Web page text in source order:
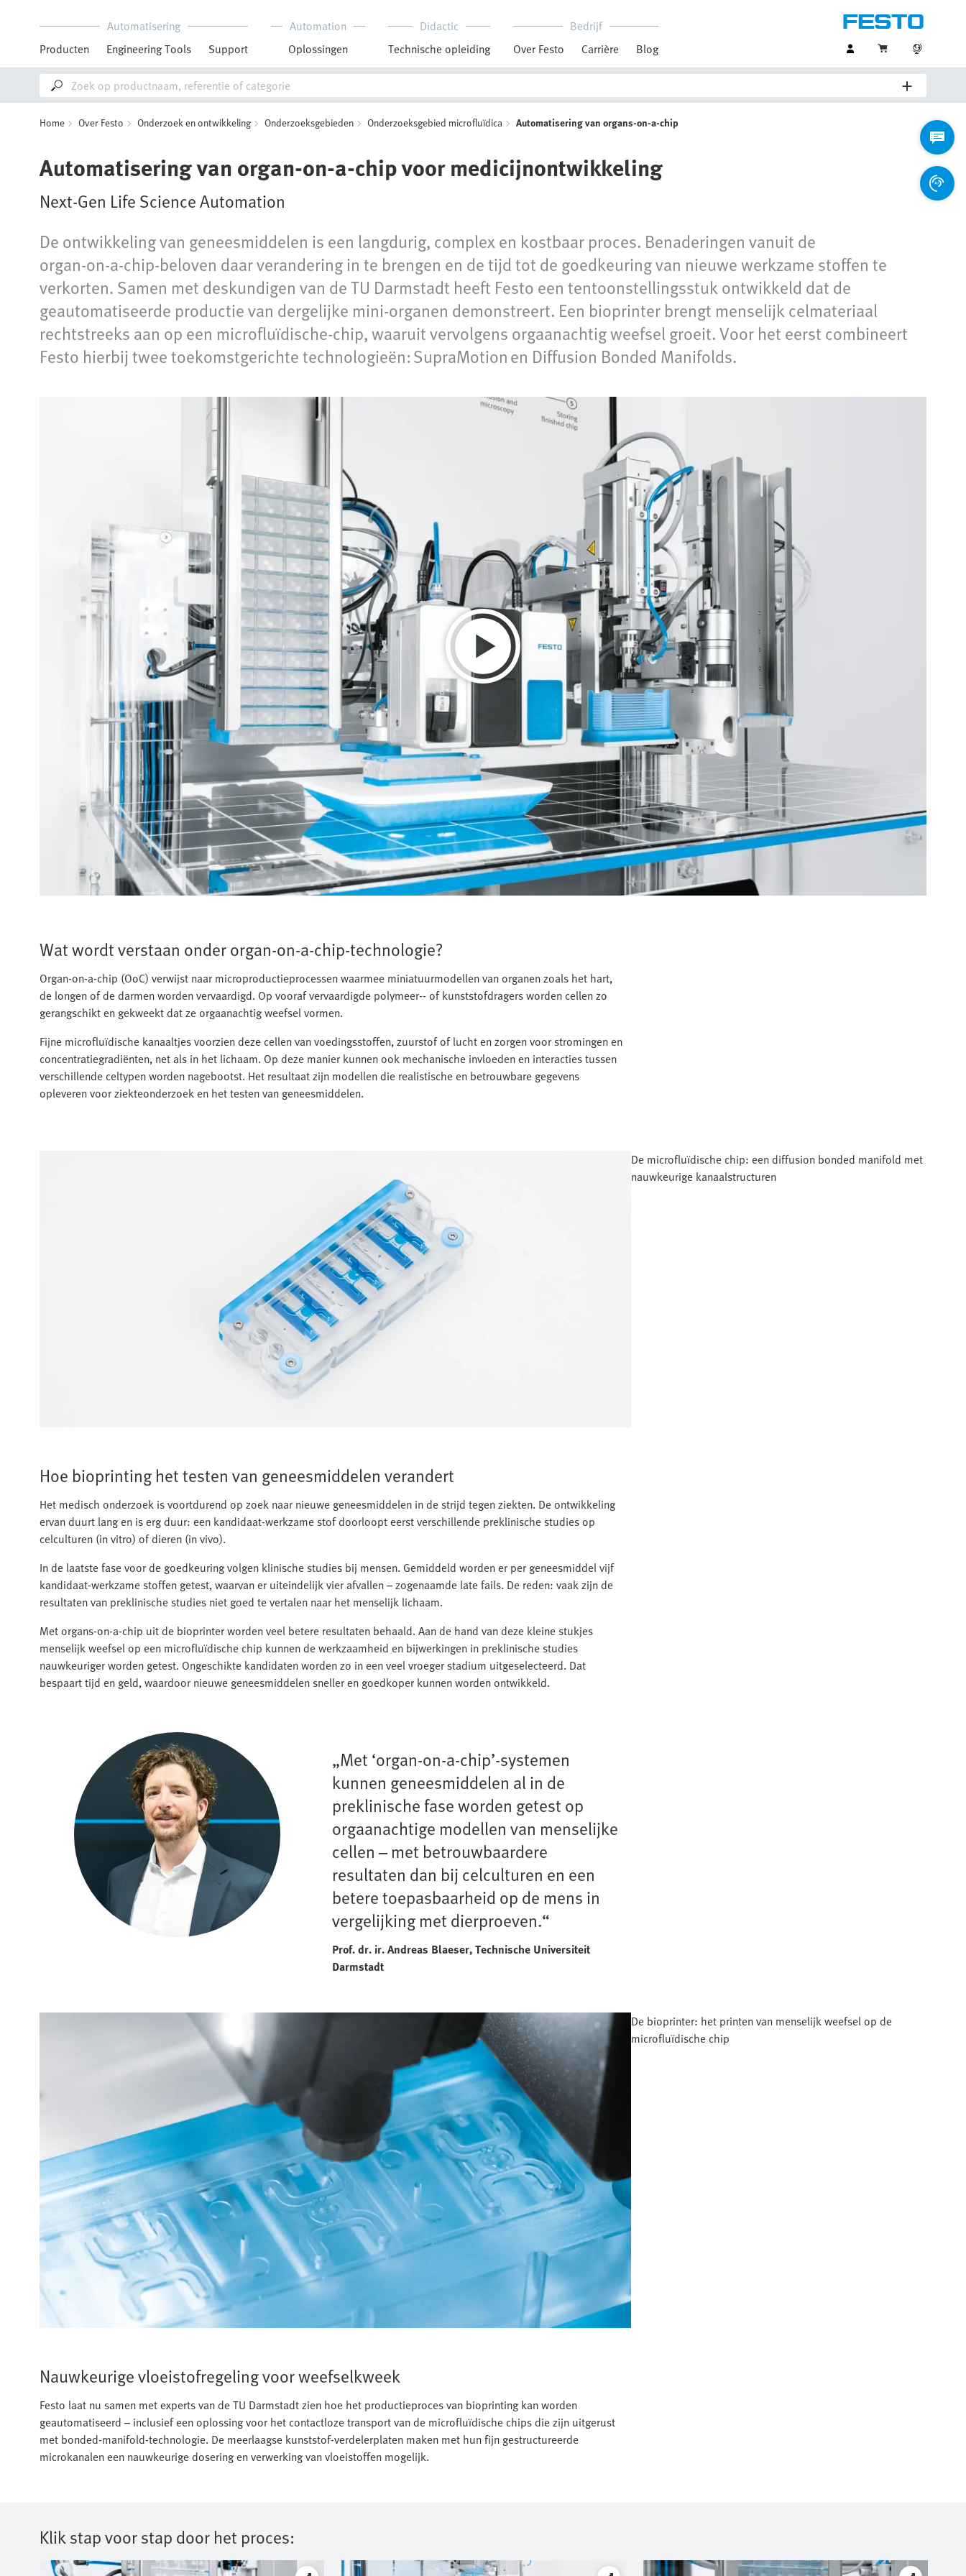
Automatisering
Producten
Engineering Tools Support
Automation
Oplossingen
Didactic
Technische opleiding
Bedrijf
Over Festo
Carrière Blog
Home Over Festo Onderzoek en ontwikkeling Onderzoeksgebieden Onderzoeksgebied microfluïdica Automatisering van organs-on-a-chip
Automatisering van organ‑on‑a‑chip voor medicijnontwikkeling
Next-Gen Life Science Automation
De ontwikkeling van geneesmiddelen is een langdurig, complex en kostbaar proces. Benaderingen vanuit de
organ‑on‑a‑chip‑beloven daar verandering in te brengen en de tijd tot de goedkeuring van nieuwe werkzame stoffen te
verkorten. Samen met deskundigen van de TU Darmstadt heeft Festo een tentoonstellingsstuk ontwikkeld dat de
geautomatiseerde productie van dergelijke mini‑organen demonstreert. Een bioprinter brengt menselijk celmateriaal
rechtstreeks aan op een microfluïdische‑chip, waaruit vervolgens orgaanachtig weefsel groeit. Voor het eerst combineert
Festo hierbij twee toekomstgerichte technologieën: SupraMotion en Diffusion Bonded Manifolds.
Wat wordt verstaan onder organ-on-a-chip-technologie?
Organ‑on‑a‑chip (OoC) verwijst naar microproductieprocessen waarmee miniatuurmodellen van organen zoals het hart,
de longen of de darmen worden vervaardigd. Op vooraf vervaardigde polymeer-‑ of kunststofdragers worden cellen zo
gerangschikt en gekweekt dat ze orgaanachtig weefsel vormen.
Fijne microfluïdische kanaaltjes voorzien deze cellen van voedingsstoffen, zuurstof of lucht en zorgen voor stromingen en
concentratiegradiënten, net als in het lichaam. Op deze manier kunnen ook mechanische invloeden en interacties tussen
verschillende celtypen worden nagebootst. Het resultaat zijn modellen die realistische en betrouwbare gegevens
opleveren voor ziekteonderzoek en het testen van geneesmiddelen.
De microfluïdische chip: een diffusion bonded manifold met
nauwkeurige kanaalstructuren
Hoe bioprinting het testen van geneesmiddelen verandert
Het medisch onderzoek is voortdurend op zoek naar nieuwe geneesmiddelen in de strijd tegen ziekten. De ontwikkeling
ervan duurt lang en is erg duur: een kandidaat-werkzame stof doorloopt eerst verschillende preklinische studies op
celculturen (in vitro) of dieren (in vivo).
In de laatste fase voor de goedkeuring volgen klinische studies bij mensen. Gemiddeld worden er per geneesmiddel vijf
kandidaat-werkzame stoffen getest, waarvan er uiteindelijk vier afvallen – zogenaamde late fails. De reden: vaak zijn de
resultaten van preklinische studies niet goed te vertalen naar het menselijk lichaam.
Met organs-on-a-chip uit de bioprinter worden veel betere resultaten behaald. Aan de hand van deze kleine stukjes
menselijk weefsel op een microfluïdische chip kunnen de werkzaamheid en bijwerkingen in preklinische studies
nauwkeuriger worden getest. Ongeschikte kandidaten worden zo in een veel vroeger stadium uitgeselecteerd. Dat
bespaart tijd en geld, waardoor nieuwe geneesmiddelen sneller en goedkoper kunnen worden ontwikkeld.
„Met ‘organ-on-a-chip’-systemen
kunnen geneesmiddelen al in de
preklinische fase worden getest op
orgaanachtige modellen van menselijke
cellen – met betrouwbaardere
resultaten dan bij celculturen en een
betere toepasbaarheid op de mens in
vergelijking met dierproeven.“
Prof. dr. ir. Andreas Blaeser, Technische Universiteit
Darmstadt
De bioprinter: het printen van menselijk weefsel op de
microfluïdische chip
Nauwkeurige vloeistofregeling voor weefselkweek
Festo laat nu samen met experts van de TU Darmstadt zien hoe het productieproces van bioprinting kan worden
geautomatiseerd – inclusief een oplossing voor het contactloze transport van de microfluïdische chips die zijn uitgerust
met bonded-manifold-technologie. De meerlaagse kunststof‑verdelerplaten maken met hun fijn gestructureerde
microkanalen een nauwkeurige dosering en verwerking van vloeistoffen mogelijk.
Klik stap voor stap door het proces: